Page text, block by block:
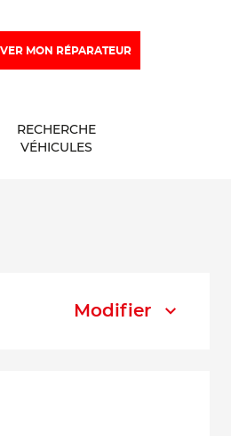
MON RÉPARATEUR
RECHERCHE
VÉHICULES
Modifier